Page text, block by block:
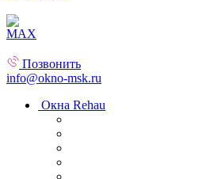
Позвонить
info@okno-msk.ru
Окна Rehau